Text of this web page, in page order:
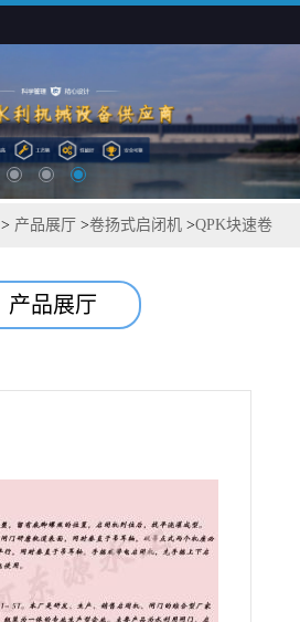
> 产品展厅 >卷扬式启闭机 >QPK块速卷
产品展厅